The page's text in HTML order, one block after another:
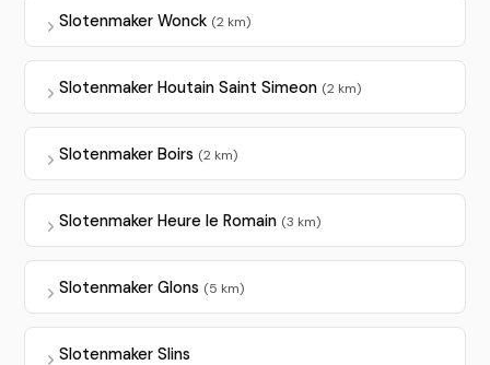
Slotenmaker Wonck (2 km)
Slotenmaker Houtain Saint Simeon (2 km)
Slotenmaker Boirs (2 km)
Slotenmaker Heure le Romain (3 km)
Slotenmaker Glons (5 km)
Slotenmaker Slins